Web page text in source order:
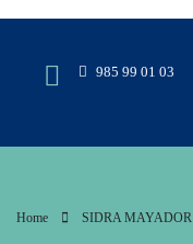
985 99 01 03
Home SIDRA MAYADOR